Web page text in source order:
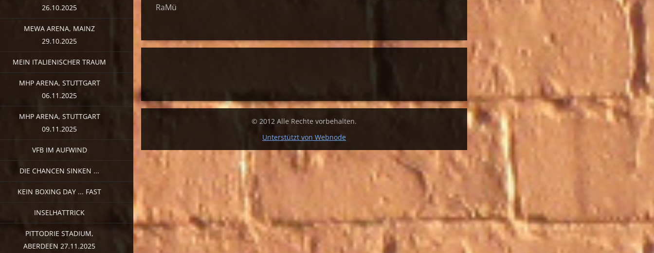
26.10.2025
MEWA ARENA, MAINZ
29.10.2025
MEIN ITALIENISCHER TRAUM
MHP ARENA, STUTTGART
06.11.2025
MHP ARENA, STUTTGART
09.11.2025
VFB IM AUFWIND
DIE CHANCEN SINKEN ...
KEIN BOXING DAY ... FAST
INSELHATTRICK
PITTODRIE STADIUM,
ABERDEEN 27.11.2025
RaMü
© 2012 Alle Rechte vorbehalten.
Unterstützt von Webnode